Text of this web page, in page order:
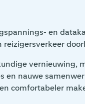
en
vernieuwing,
en nauwe
comfortabeler